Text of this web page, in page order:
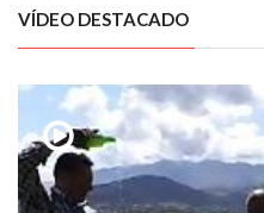
VÍDEO DESTACADO